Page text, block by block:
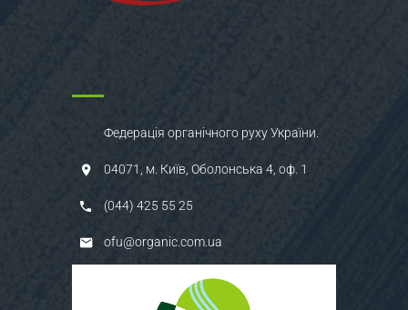
Федерація органічного руху України.
04071, м. Київ, Оболонська 4, оф. 1
(044) 425 55 25
ofu@organic.com.ua